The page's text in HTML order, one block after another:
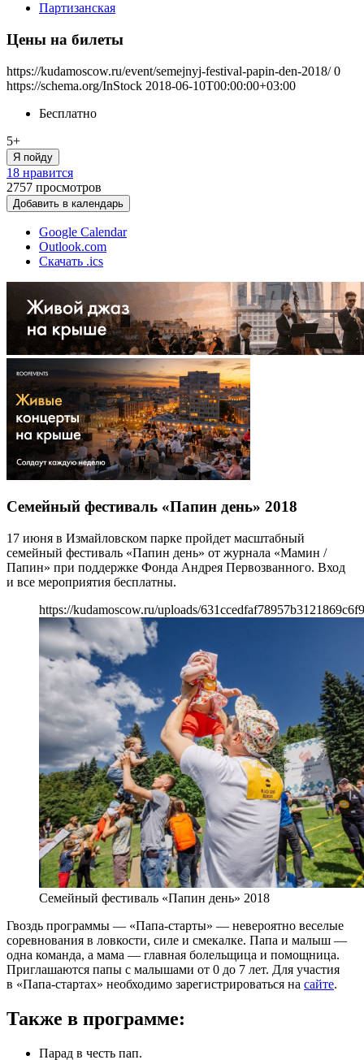
Партизанская
Цены на билеты
https://kudamoscow.ru/event/semejnyj-festival-papin-den-2018/ 0
https://schema.org/InStock 2018-06-10T00:00:00+03:00
Бесплатно
5+
Я пойду
18 нравится
2757 просмотров
Добавить в календарь
Google Calendar
Outlook.com
Скачать .ics
Семейный фестиваль «Папин день» 2018
17 июня в Измайловском парке пройдет масштабный
семейный фестиваль «Папин день» от журнала «Мамин /
Папин» при поддержке Фонда Андрея Первозванного. Вход
и все мероприятия бесплатны.
https://kudamoscow.ru/uploads/
Семейный фестиваль «Папин день» 2018
Гвоздь программы — «Папа-старты» — невероятно веселые
соревнования в ловкости, силе и смекалке. Папа и малыш —
одна команда, а мама — главная болельщица и помощница.
Приглашаются папы с малышами от 0 до 7 лет. Для участия
в «Папа-стартах» необходимо зарегистрироваться на сайте.
Также в программе:
Парад в честь пап.